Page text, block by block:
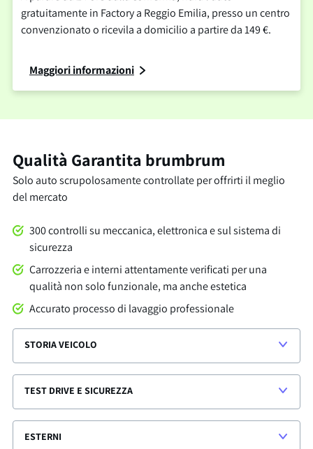
gratuitamente in Factory a Reggio Emilia, presso un centro
convenzionato o ricevila a domicilio a partire da 149 €.
Maggiori informazioni
Qualità Garantita brumbrum
Solo auto scrupolosamente controllate per offrirti il meglio
del mercato
300 controlli su meccanica, elettronica e sul sistema di
sicurezza
Carrozzeria e interni attentamente verificati per una
qualità non solo funzionale, ma anche estetica
Accurato processo di lavaggio professionale
STORIA VEICOLO
TEST DRIVE E SICUREZZA
ESTERNI